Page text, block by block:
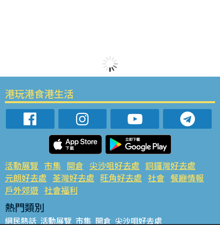
港玩港食港生活
活動展覽 市集 開倉 尖沙咀好去處 銅鑼灣好去處
元朗好去處 荃灣好去處 旺角好去處 社會 餐廳情報
戶外郊遊 社會福利
熱門類別
網民熱話 活動展覽 市集 開倉 尖沙咀好去處